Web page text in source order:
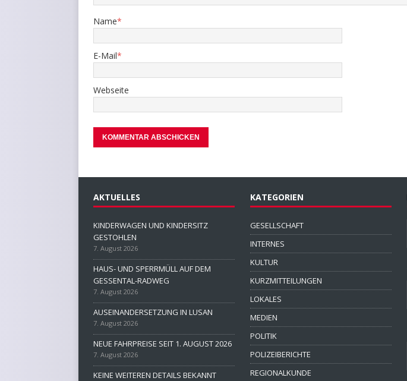
Name*
E-Mail*
Webseite
AKTUELLES
KINDERWAGEN UND KINDERSITZ
GESTOHLEN
7. August 2026
HAUS- UND SPERRMÜLL AUF DEM
GESSENTAL-RADWEG
7. August 2026
AUSEINANDERSETZUNG IN LUSAN
7. August 2026
NEUE FAHRPREISE SEIT 1. AUGUST 2026
7. August 2026
KEINE WEITEREN DETAILS BEKANNT
KATEGORIEN
GESELLSCHAFT
INTERNES
KULTUR
KURZMITTEILUNGEN
LOKALES
MEDIEN
POLITIK
POLIZEIBERICHTE
REGIONALKUNDE